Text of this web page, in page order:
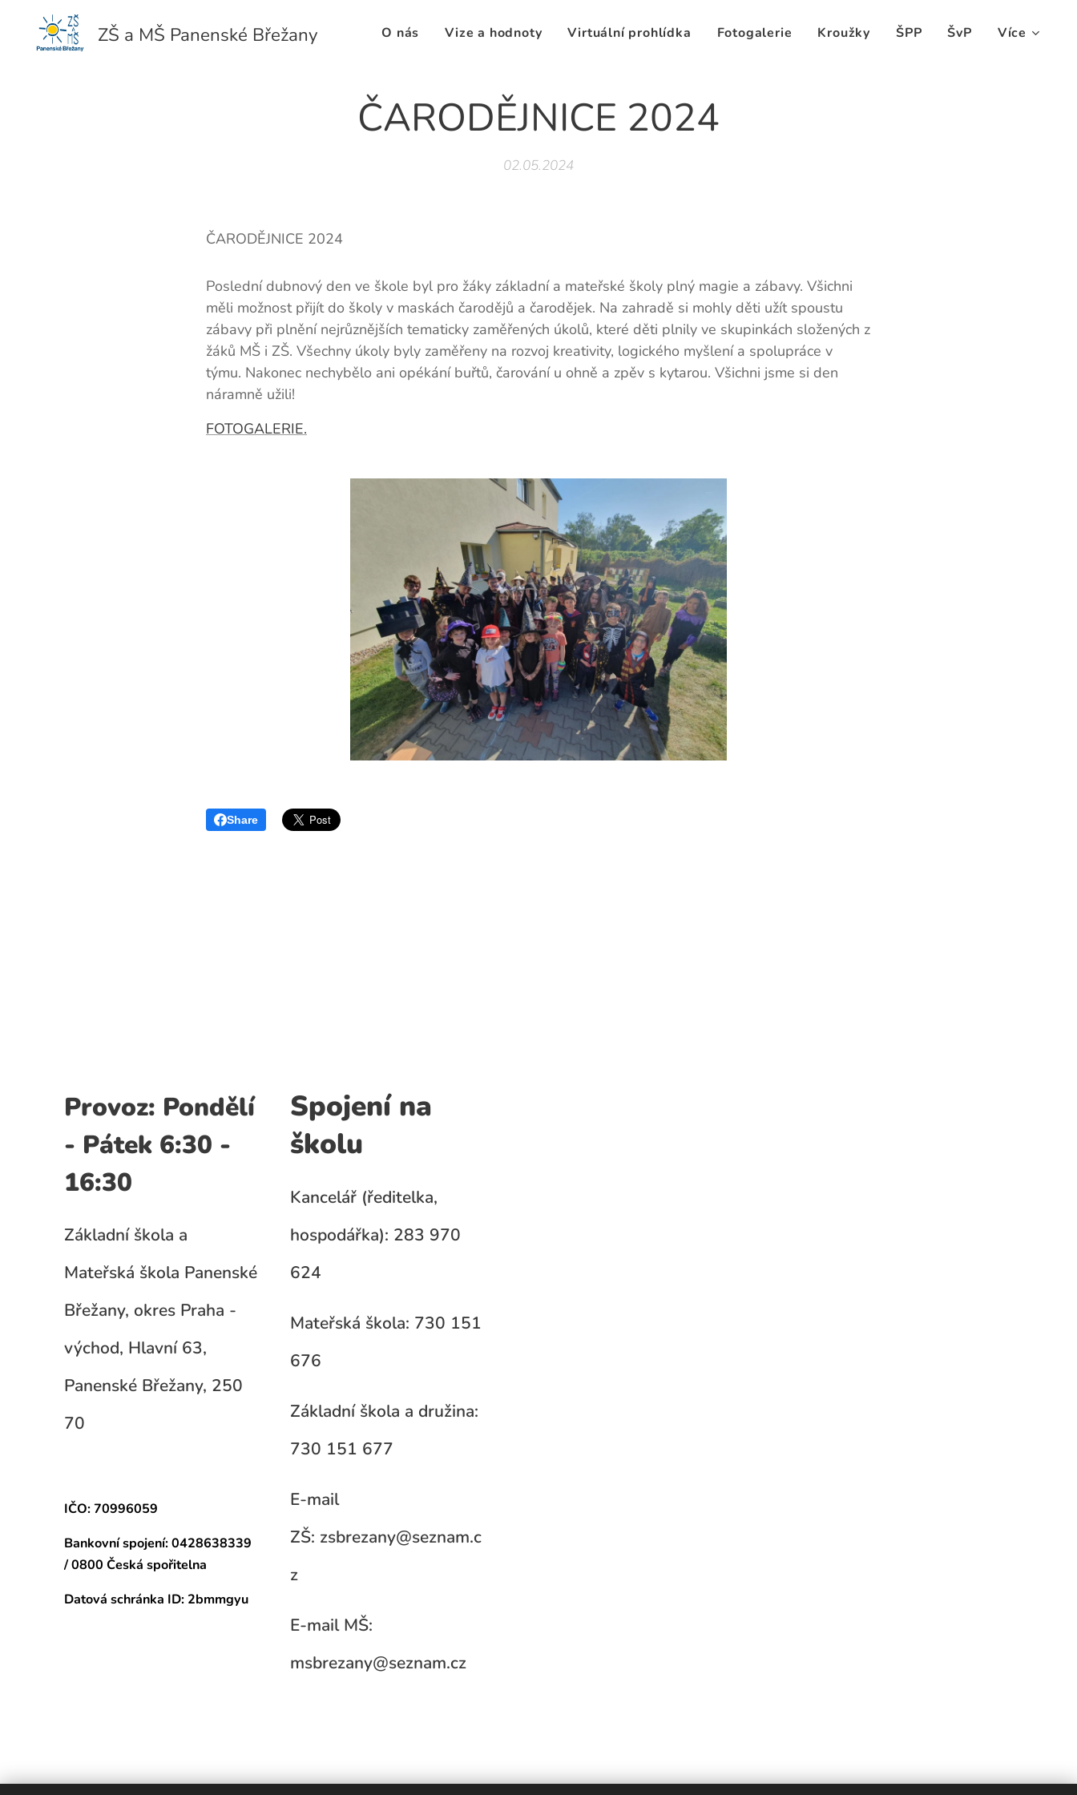
ZŠ a MŠ Panenské Břežany O nás Vize a hodnoty Virtuální prohlídka Fotogalerie Kroužky ŠPP ŠvP Více
ČARODĚJNICE 2024
02.05.2024
ČARODĚJNICE 2024
Poslední dubnový den ve škole byl pro žáky základní a mateřské školy plný magie a zábavy. Všichni
měli možnost přijít do školy v maskách čarodějů a čarodějek. Na zahradě si mohly děti užít spoustu
zábavy při plnění nejrůznějších tematicky zaměřených úkolů, které děti plnily ve skupinkách složených z
žáků MŠ i ZŠ. Všechny úkoly byly zaměřeny na rozvoj kreativity, logického myšlení a spolupráce v
týmu. Nakonec nechybělo ani opékání buřtů, čarování u ohně a zpěv s kytarou. Všichni jsme si den
náramně užili!
FOTOGALERIE.
Share
Provoz: Pondělí
- Pátek 6:30 -
16:30
Základní škola a
Mateřská škola Panenské
Břežany, okres Praha -
východ, Hlavní 63,
Panenské Břežany, 250
70
IČO: 70996059
Bankovní spojení:0428638339
/ 0800 Česká spořitelna
Datová schránka ID: 2bmmgyu
Spojení na
školu
Kancelář (ředitelka,
hospodářka): 283 970
624
Mateřská škola: 730 151
676
Základní škola a družina:
730 151 677
E-mail
ZŠ: zsbrezany@seznam.c
z
E-mail MŠ:
msbrezany@seznam.cz